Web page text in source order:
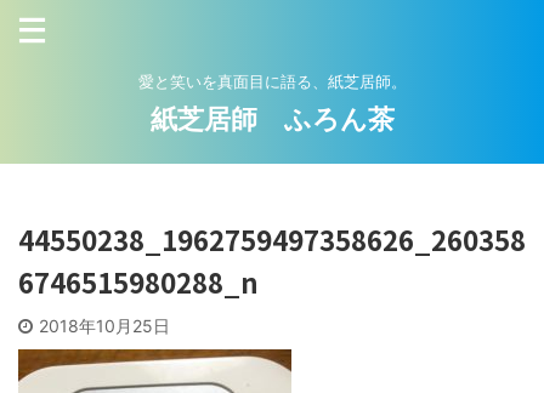
愛と笑いを真面目に語る、紙芝居師。
紙芝居師 ふろん茶
44550238_1962759497358626_260358
6746515980288_n
2018年10月25日